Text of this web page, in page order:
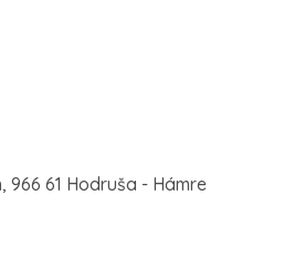
61 Hodruša - Hámre